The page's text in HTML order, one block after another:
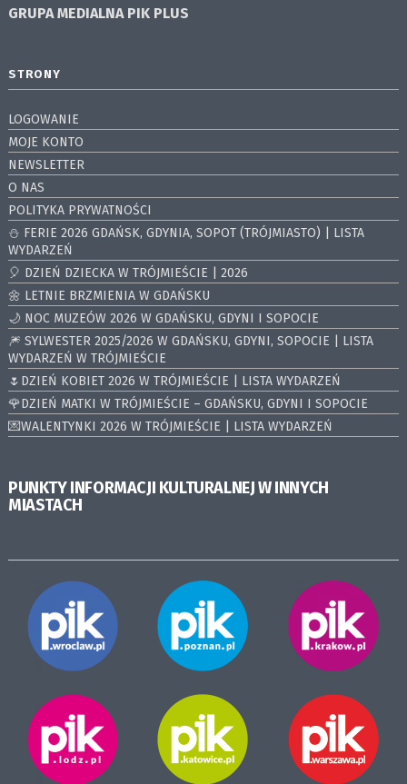
GRUPA MEDIALNA PIK PLUS
STRONY
LOGOWANIE
MOJE KONTO
NEWSLETTER
O NAS
POLITYKA PRYWATNOŚCI
⛄️ FERIE 2026 GDAŃSK, GDYNIA, SOPOT (TRÓJMIASTO) | LISTA
WYDARZEŃ
🎈 DZIEŃ DZIECKA W TRÓJMIEŚCIE | 2026
🌼 LETNIE BRZMIENIA W GDAŃSKU
🌙 NOC MUZEÓW 2026 W GDAŃSKU, GDYNI I SOPOCIE
🎆 SYLWESTER 2025/2026 W GDAŃSKU, GDYNI, SOPOCIE | LISTA
WYDARZEŃ W TRÓJMIEŚCIE
🌷DZIEŃ KOBIET 2026 W TRÓJMIEŚCIE | LISTA WYDARZEŃ
🌹DZIEŃ MATKI W TRÓJMIEŚCIE – GDAŃSKU, GDYNI I SOPOCIE
💌WALENTYNKI 2026 W TRÓJMIEŚCIE | LISTA WYDARZEŃ
PUNKTY INFORMACJI KULTURALNEJ W INNYCH
MIASTACH